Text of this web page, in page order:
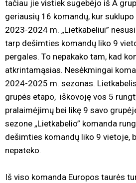
tačiau jie vistiek sugebėjo iš A
geriausių 16 komandų, kur
2023-2024 m. „Lietkabeliui”
tarp dešimties komandų liko 9
pergales. To nepakako tam, kad
atkrintamąsias. Nesėkmingai
2024-2025 m. sezonas.
grupės etapo, iškovoję vos 5
pralaimėjimų bei likę 9 savo
sezone „Lietkabelio” komanda
dešimties komandų liko 9 vietoje,
nepateko.
Iš viso komanda Europos taurės